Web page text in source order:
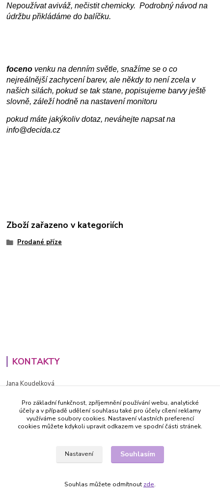
Nepoužívat aviváž, nečistit chemicky. Podrobný návod na
údržbu přikládáme do balíčku.
foceno venku na denním světle, snažíme se o co
nejreálnější zachycení barev, ale někdy to není zcela v
našich silách, pokud se tak stane, popisujeme barvy ještě
slovně, záleží hodně na nastavení monitoru
pokud máte jakýkoliv dotaz, neváhejte napsat na
info@decida.cz
Zboží zařazeno v kategoriích
Prodané příze
KONTAKTY
Jana Koudelková
PO - PÁ (8-16h)
info@decida.cz
Pro základní funkčnost, zpříjemnění používání webu, analytické
účely a v případě udělení souhlasu také pro účely cílení reklamy
využíváme soubory cookies. Nastavení vlastních preferencí
cookies můžete kdykoli upravit odkazem ve spodní části stránek.
Nastavení Souhlasím
Souhlas můžete odmítnout zde.